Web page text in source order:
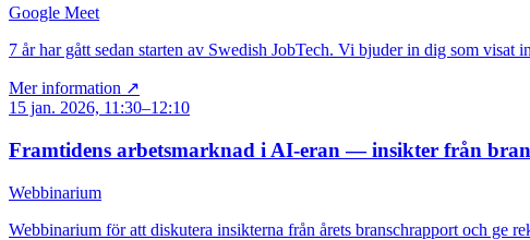
Google Meet
7 år har gått sedan starten av Swedish JobTech. Vi bjuder in dig som
Mer information ↗
15 jan. 2026, 11:30–12:10
Framtidens arbetsmarknad i AI-eran — insikter från
Webbinarium
Webbinarium för att diskutera insikterna från årets branschrapport och ge